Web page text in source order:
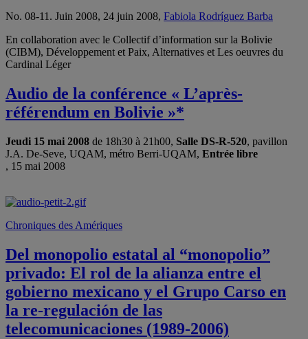
No. 08-11. Juin 2008, 24 juin 2008, Fabiola Rodríguez Barba
En collaboration avec le Collectif d’information sur la Bolivie
(CIBM), Développement et Paix, Alternatives et Les oeuvres du
Cardinal Léger
Audio de la conférence « L’après-
référendum en Bolivie »*
Jeudi 15 mai 2008 de 18h30 à 21h00, Salle DS-R-520, pavillon
J.A. De-Seve, UQAM, métro Berri-UQAM, Entrée libre
, 15 mai 2008
Chroniques des Amériques
Del monopolio estatal al “monopolio”
privado: El rol de la alianza entre el
gobierno mexicano y el Grupo Carso en
la re-regulación de las
telecomunicaciones (1989-2006)